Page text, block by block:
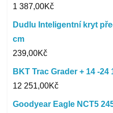
1 387,00Kč
Dudlu Inteligentní kryt
cm
239,00Kč
BKT Trac Grader + 14 -24
12 251,00Kč
Goodyear Eagle NCT5